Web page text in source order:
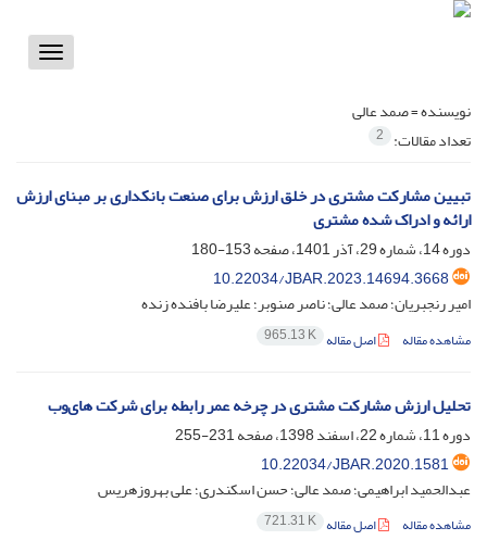
Toggle
نویسنده =صمد عالی
تعداد مقالات: 2
تبیین مشارکت مشتری در خلق ارزش برای صنعت بانکداری بر مبنای ارزش
ارائه و ادراک شده مشتری
دوره 14، شماره 29، آذر 1401، صفحه
153-180
10.22034/JBAR.2023.14694.3668
امیر رنجبریان؛ صمد عالی؛ ناصر صنوبر؛ علیرضا بافنده زنده
مشاهده مقاله اصل مقاله 965.13 K
تحلیل ارزش مشارکت مشتری در چرخه عمر رابطه برای شرکت های‌وب
دوره 11، شماره 22، اسفند 1398، صفحه
231-255
10.22034/JBAR.2020.1581
عبدالحمید ابراهیمی؛ صمد عالی؛ حسن اسکندری؛ علی بهروزهریس
مشاهده مقاله اصل مقاله 721.31 K